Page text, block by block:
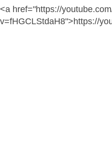
<a href="https://
v=fHGCLStdaH8">https://